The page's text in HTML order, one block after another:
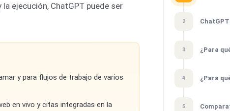
ejecución, ChatGPT puede ser
y para flujos de trabajo de varios
en vivo y citas integradas en la
2
3 ¿Para
4 ¿Para
5